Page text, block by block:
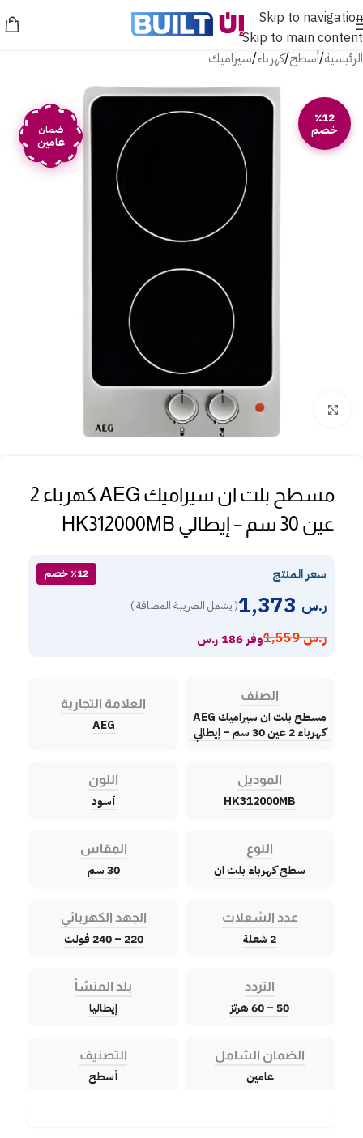
Skip to navigation
Skip to main content
الرئيسية/أسطح/كهرباء/سيراميك
٪12
خصم ضمان
عامين
Click to enlarge
مسطح بلت ان سيراميك AEG كهرباء 2
عين 30 سم – إيطالي HK312000MB
سعر المنتج ٪12 خصم
ر.س ( يشمل الضريبة المضافة )
ر.س1,559 وفر 186 ر.س
الصنف
مسطح بلت ان سيراميك AEG
كهرباء 2 عين 30 سم – إيطالي
العلامة التجارية
AEG
الموديل
HK312000MB
اللون
أسود
النوع
سطح كهرباء بلت ان
المقاس
30 سم
عدد الشعلات
2 شعلة
الجهد الكهربائي
220 – 240 فولت
التردد
50 – 60 هرتز
بلد المنشأ
إيطاليا
الضمان الشامل
عامين
التصنيف
أسطح